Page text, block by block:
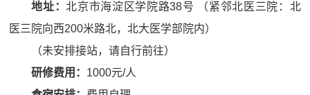
地址：北京市海淀区学院路38号 （紧邻北医三院：北
医三院向西200米路北，北大医学部院内）
（未安排接站，请自行前往）
研修费用： 1000元/人